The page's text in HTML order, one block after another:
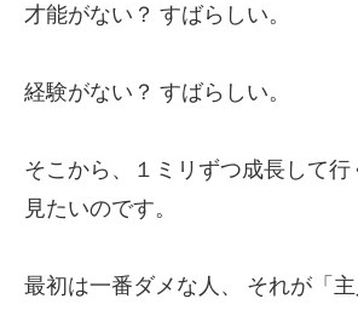
才能がない？ すばらしい。
経験がない？ すばらしい。
そこから、１ミリずつ成長して行
見たいのです。
最初は一番ダメな人、
それが「